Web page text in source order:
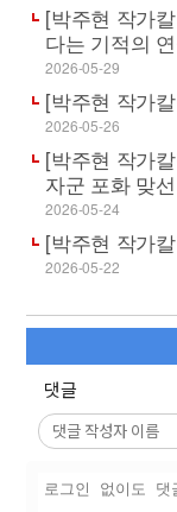
[박주현 작가
다는 기적의
2026-05-29
[박주현 작가
2026-05-26
[박주현 작가
자군 포화 맞
2026-05-24
[박주현 작가
2026-05-22
댓글